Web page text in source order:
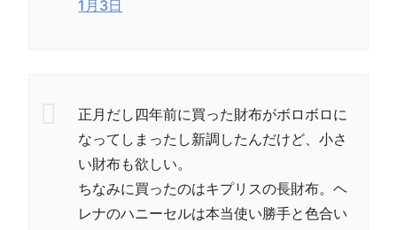
1月3日
正月だし四年前に買った財布がボロボロに
なってしまったし新調したんだけど、小さ
い財布も欲しい。
ちなみに買ったのはキプリスの長財布。ヘ
レナのハニーセルは本当使い勝手と色合い